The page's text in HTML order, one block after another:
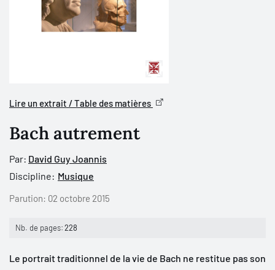
Lire un extrait / Table des matières
Bach autrement
Par: David Guy Joannis
Discipline: Musique
Parution: 02 octobre 2015
Nb. de pages:228
Le portrait traditionnel de la vie de Bach ne restitue pas son